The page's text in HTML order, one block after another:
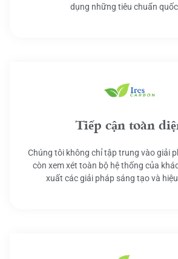
dụng những tiêu chuẩn
Tiếp cận toàn
Chúng tôi không chỉ tập trung vào giải
còn xem xét toàn bộ hệ thống của
xuất các giải pháp sáng tạo và